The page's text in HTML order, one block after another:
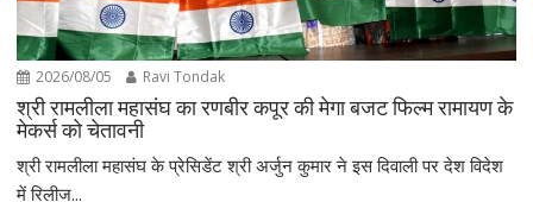
2026/08/05 Ravi Tondak
श्री रामलीला महासंघ का रणबीर कपूर की मेगा बजट फिल्म रामायण के
मेकर्स को चेतावनी
श्री रामलीला महासंघ के प्रेसिडेंट श्री अर्जुन कुमार ने इस दिवाली पर देश विदेश
में रिलीज...